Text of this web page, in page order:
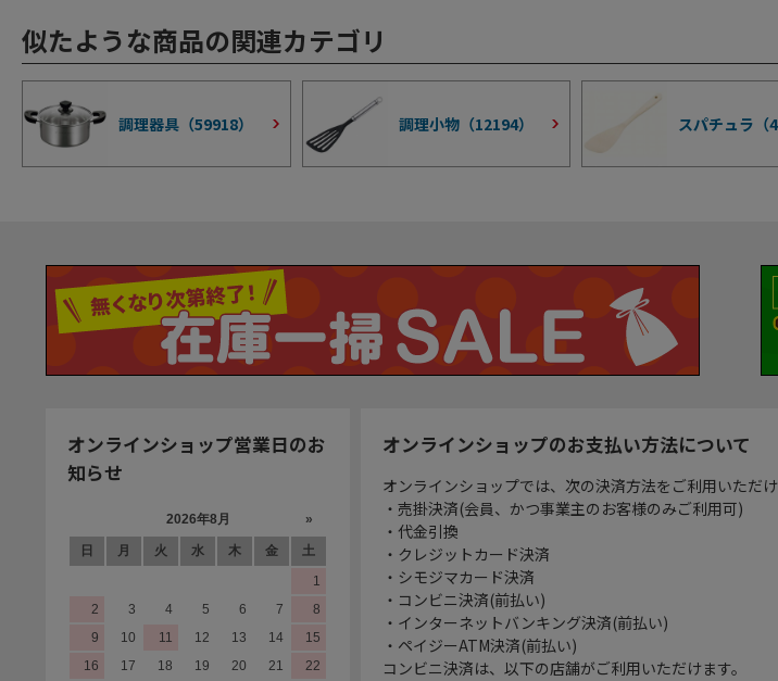
似たような商品の関連カテゴリ
調理器具（59918） 調理小物（12194） スパチュラ（
オンラインショップ営業日のお
知らせ
オンラインショップのお支払い方法について
オンラインショップでは、次の決済方法をご利用いただけ
・売掛決済(会員、かつ事業主のお客様のみご利用可)
・代金引換
・クレジットカード決済
・シモジマカード決済
・コンビニ決済(前払い)
・インターネットバンキング決済(前払い)
・ペイジーATM決済(前払い)
コンビニ決済は、以下の店舗がご利用いただけます。